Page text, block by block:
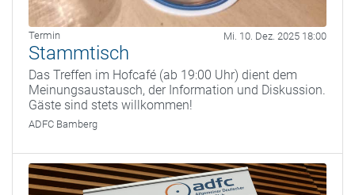
Termin Mi. 10. Dez. 2025 18:00
Stammtisch
Das Treffen im Hofcafé (ab 19:00 Uhr) dient dem
Meinungsaustausch, der Information und Diskussion.
Gäste sind stets willkommen!
ADFC Bamberg